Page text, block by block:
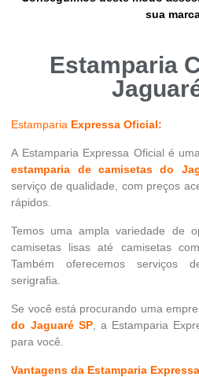
sua
Estamparia
Estamparia Expressa Oficial:
A Estamparia Expressa Oficial é
estamparia de camisetas do
serviço de qualidade, com preços
rápidos.
Temos uma ampla variedade de
camisetas lisas até camisetas
Também oferecemos serviços
serigrafia.
Se você está procurando uma
do Jaguaré SP, a Estamparia
para você.
Vantagens da Estamparia